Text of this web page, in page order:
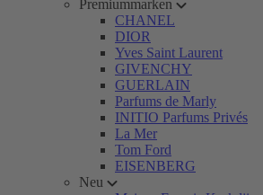
Premiummarken
CHANEL
DIOR
Yves Saint Laurent
GIVENCHY
GUERLAIN
Parfums de Marly
INITIO Parfums Privés
La Mer
Tom Ford
EISENBERG
Neu